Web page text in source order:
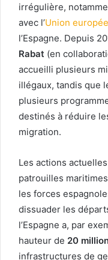
irrégulière,
avec l’Union
l’Espagne. Depuis
Rabat (en
accueilli plusieurs
illégaux, tandis que
plusieurs
destinés à réduire
migration.
Les actions
patrouilles
les forces
dissuader les
l’Espagne a, par
hauteur de 20
infrastructures de